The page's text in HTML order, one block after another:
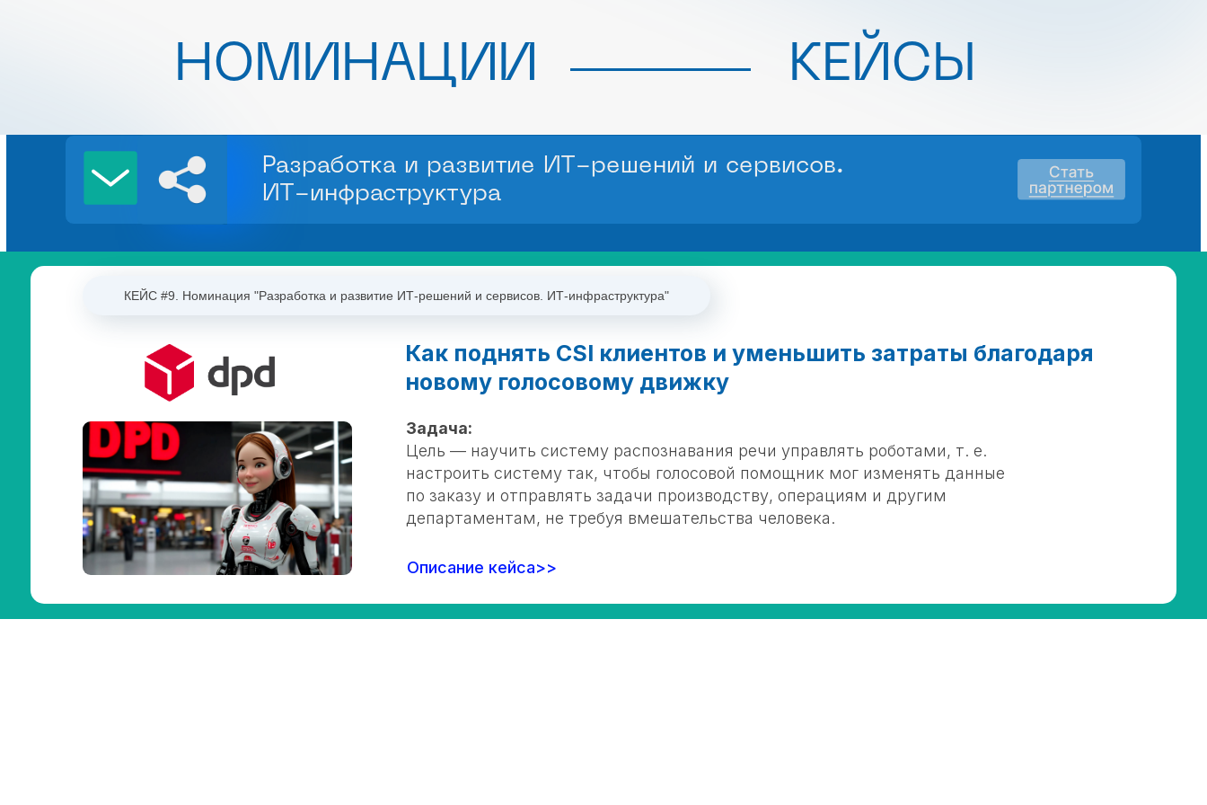
КЕЙСЫ
НОМИНАЦИИ
Разработка и развитие ИТ-решений и сервисов.
ИТ-инфраструктура
Как поднять CSI клиентов и уменьшить затраты благодаря
новому голосовому движку
Задача:
Цель — научить систему распознавания речи управлять роботами, т. е.
настроить систему так, чтобы голосовой помощник мог изменять данные
по заказу и отправлять задачи производству, операциям и другим
департаментам, не требуя вмешательства человека.
КЕЙС #9. Номинация "Разработка и развитие ИТ-решений и сервисов. ИТ-инфраструктура"
Описание кейса>>